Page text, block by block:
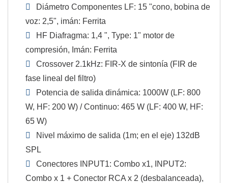
Diámetro Componentes LF: 15 "cono, bobina de
voz: 2,5", imán: Ferrita
HF Diafragma: 1,4 ", Type: 1" motor de
compresión, Imán: Ferrita
Crossover 2.1kHz: FIR-X de sintonía (FIR de
fase lineal del filtro)
Potencia de salida dinámica: 1000W (LF: 800
W, HF: 200 W) / Continuo: 465 W (LF: 400 W, HF:
65 W)
Nivel máximo de salida (1m; en el eje) 132dB
SPL
Conectores INPUT1: Combo x1, INPUT2:
Combo x 1 + Conector RCA x 2 (desbalanceada),